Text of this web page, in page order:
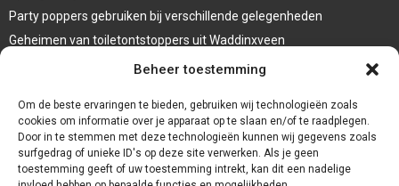
Beheer toestemming
Om de beste ervaringen te bieden, gebruiken wij technologieën zoals
cookies om informatie over je apparaat op te slaan en/of te raadplegen.
Door in te stemmen met deze technologieën kunnen wij gegevens zoals
surfgedrag of unieke ID's op deze site verwerken. Als je geen
toestemming geeft of uw toestemming intrekt, kan dit een nadelige
Party poppers gebruiken bij verschillende gelegenheden
Geheimen van toiletontstoppers uit Waddinxveen
Vormen van terrasaankleding